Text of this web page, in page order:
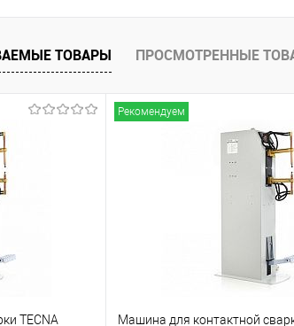
ТОВАРЫ ПРОСМОТРЕННЫЕ
TECNA
Рекомендуем
Машина для контактной